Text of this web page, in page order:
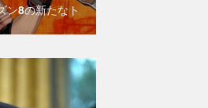
ン8の新たなト